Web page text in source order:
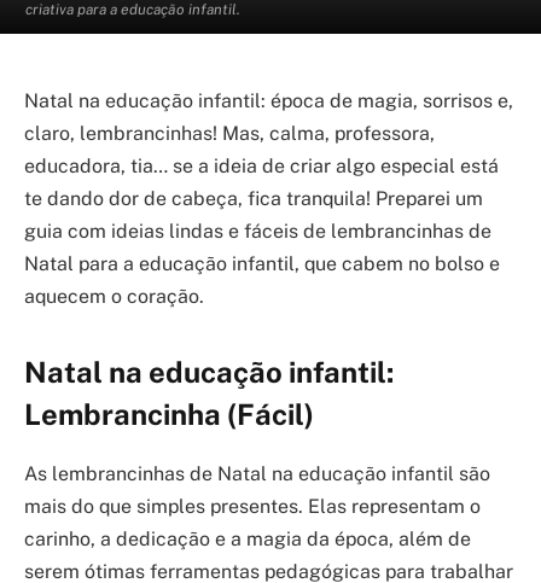
criativa para a educação infantil.
Natal na educação infantil: época de magia, sorrisos e,
claro, lembrancinhas! Mas, calma, professora,
educadora, tia… se a ideia de criar algo especial está
te dando dor de cabeça, fica tranquila! Preparei um
guia com ideias lindas e fáceis de lembrancinhas de
Natal para a educação infantil, que cabem no bolso e
aquecem o coração.
Natal na educação infantil:
Lembrancinha (Fácil)
As lembrancinhas de Natal na educação infantil são
mais do que simples presentes. Elas representam o
carinho, a dedicação e a magia da época, além de
serem ótimas ferramentas pedagógicas para trabalhar